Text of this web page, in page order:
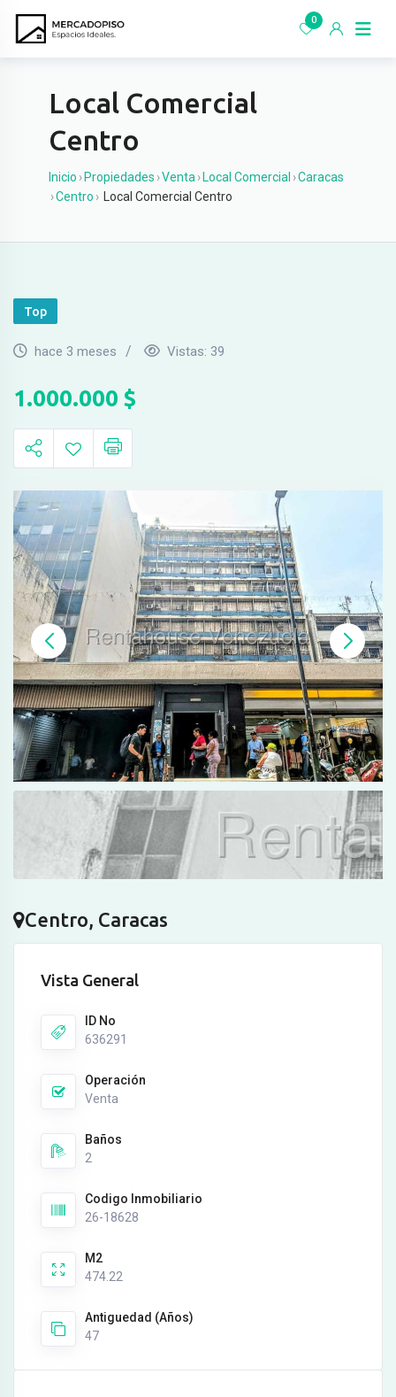
0
Local Comercial
Centro
Inicio › Propiedades ›Venta › Local Comercial ›Caracas
›Centro › Local Comercial Centro
Top
hace 3 meses Vistas: 39
1.000.000 $
Centro, Caracas
Vista General
ID No
636291
Operación
Venta
Baños
2
Codigo Inmobiliario
26-18628
M2
474.22
Antiguedad (Años)
47